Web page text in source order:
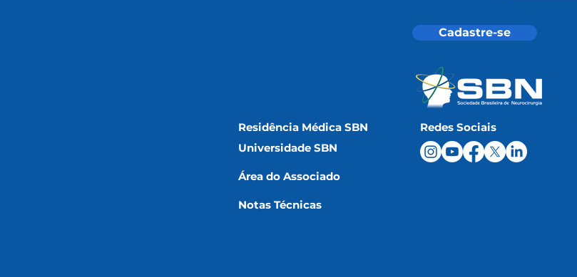
Residência Médica SBN
Universidade SBN
Área do Associado
Redes Sociais
Notas Técnicas
Cadastre-se